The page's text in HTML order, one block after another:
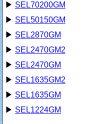
▶ SEL70200GM
▶ SEL50150GM
▶ SEL2870GM
▶ SEL2470GM2
▶ SEL2470GM
▶ SEL1635GM2
▶ SEL1635GM
▶ SEL1224GM